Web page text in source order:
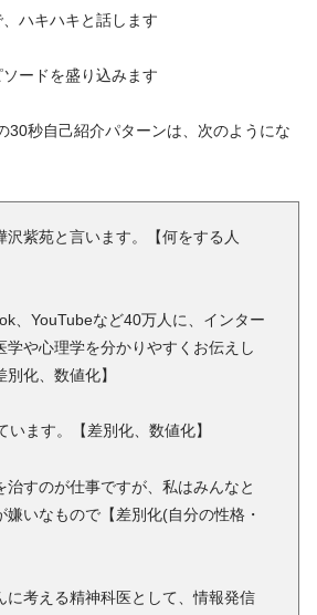
ハキハキと話します
ードを盛り込みます
30秒自己紹介パターンは、次のようにな
沢紫苑と言います。【何をする人
、YouTubeなど40万人に、インター
学や心理学を分かりやすくお伝えし
化、数値化】
います。【差別化、数値化】
治すのが仕事ですが、私はみんなと
嫌いなもので【差別化(自分の性格・
に考える精神科医として、情報発信